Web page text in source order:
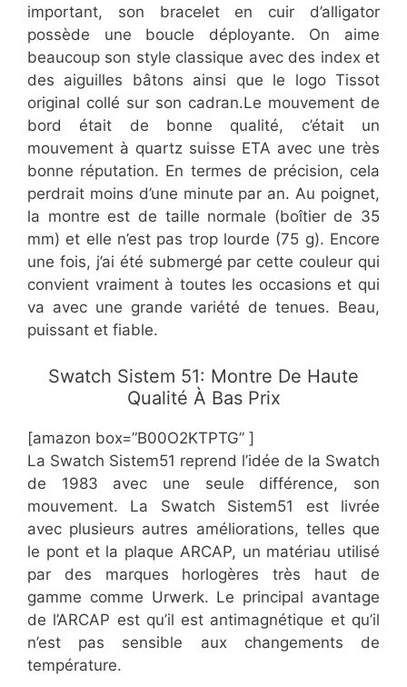
important, son bracelet en cuir d’alligator
possède une boucle déployante. On aime
beaucoup son style classique avec des index et
des aiguilles bâtons ainsi que le logo Tissot
original collé sur son cadran.Le mouvement de
bord était de bonne qualité, c’était un
mouvement à quartz suisse ETA avec une très
bonne réputation. En termes de précision, cela
perdrait moins d’une minute par an. Au poignet,
la montre est de taille normale (boîtier de 35
mm) et elle n’est pas trop lourde (75 g). Encore
une fois, j’ai été submergé par cette couleur qui
convient vraiment à toutes les occasions et qui
va avec une grande variété de tenues. Beau,
puissant et fiable.
​Swatch Sistem 51: Montre De Haute
Qualité À Bas Prix
[amazon box=”B00O2KTPTG” ]
La Swatch Sistem51 reprend l’idée de la Swatch
de 1983 avec une seule différence, son
mouvement. La Swatch Sistem51 est livrée
avec plusieurs autres améliorations, telles que
le pont et la plaque ARCAP, un matériau utilisé
par des marques horlogères très haut de
gamme comme Urwerk. Le principal avantage
de l’ARCAP est qu’il est antimagnétique et qu’il
n’est pas sensible aux changements de
température.